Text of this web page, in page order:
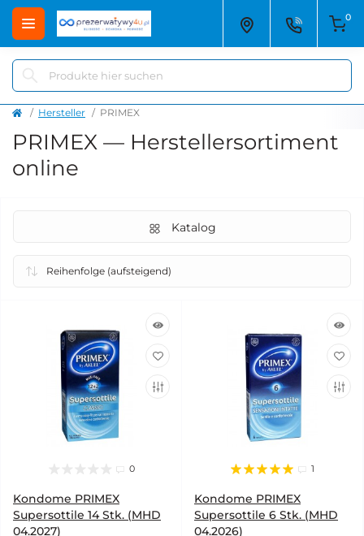
0
Hersteller PRIMEX
PRIMEX — Herstellersortiment
online
Katalog
0
Kondome PRIMEX
Supersottile 14 Stk. (MHD
04.2027)
1
Kondome PRIMEX
Supersottile 6 Stk. (MHD
04.2026)